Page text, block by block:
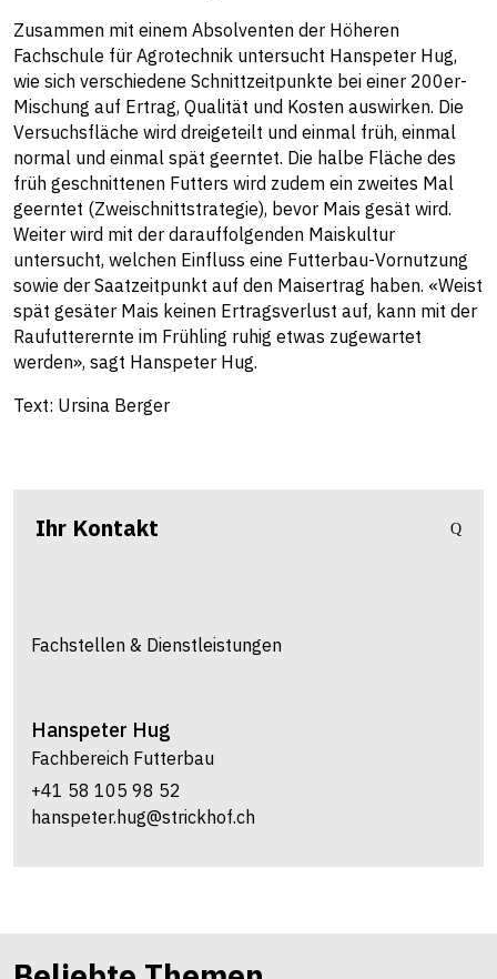
Zusammen mit einem Absolventen der Höheren
Fachschule für Agrotechnik untersucht Hanspeter Hug,
wie sich verschiedene Schnittzeitpunkte bei einer 200er-
Mischung auf Ertrag, Qualität und Kosten auswirken. Die
Versuchsfläche wird dreigeteilt und einmal früh, einmal
normal und einmal spät geerntet. Die halbe Fläche des
früh geschnittenen Futters wird zudem ein zweites Mal
geerntet (Zweischnittstrategie), bevor Mais gesät wird.
Weiter wird mit der darauffolgenden Maiskultur
untersucht, welchen Einfluss eine Futterbau-Vornutzung
sowie der Saatzeitpunkt auf den Maisertrag haben. «Weist
spät gesäter Mais keinen Ertragsverlust auf, kann mit der
Raufutterernte im Frühling ruhig etwas zugewartet
werden», sagt Hanspeter Hug.
Text: Ursina Berger
Ihr Kontakt
Fachstellen & Dienstleistungen
Hanspeter Hug
Fachbereich Futterbau
+41 58 105 98 52
hanspeter.hug@strickhof.ch